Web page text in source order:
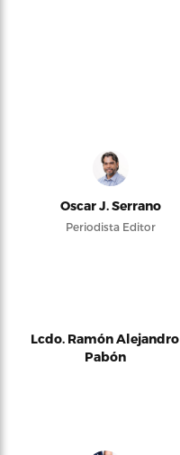
Oscar J. Serrano
Periodista Editor
Lcdo. Ramón Alejandro
Pabón